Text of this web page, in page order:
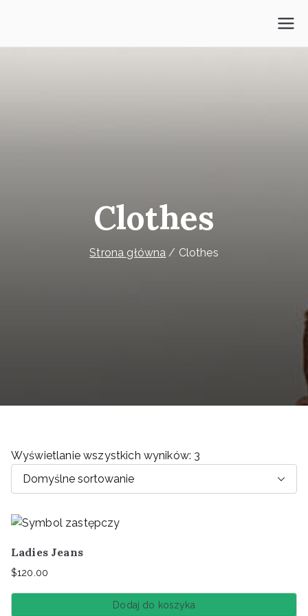
Clothes
Strona główna Clothes
Wyświetlanie wszystkich wyników: 3
Ladies Jeans
$120.00
Dodaj do koszyka